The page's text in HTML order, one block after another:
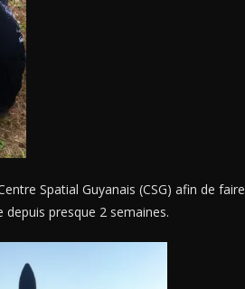
Spatial Guyanais (CSG) afin de faire
depuis presque 2 semaines.